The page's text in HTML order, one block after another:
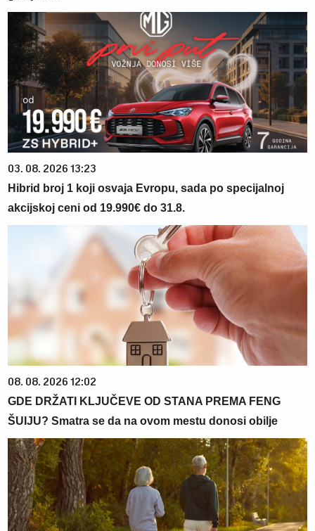
03. 08. 2026 13:23
Hibrid broj 1 koji osvaja Evropu, sada po specijalnoj
akcijskoj ceni od 19.990€ do 31.8.
08. 08. 2026 12:02
GDE DRŽATI KLJUČEVE OD STANA PREMA FENG
ŠUIJU? Smatra se da na ovom mestu donosi obilje